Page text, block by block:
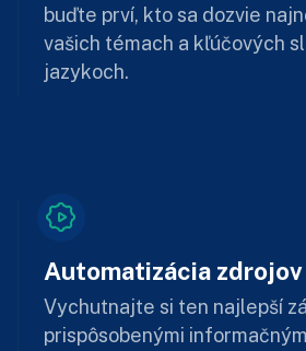
buďte prví, kto sa dozvie
vašich témach a kľúčových
jazykoch.
Automatizácia zdrojov
Vychutnajte si ten najlepší
prispôsobenými